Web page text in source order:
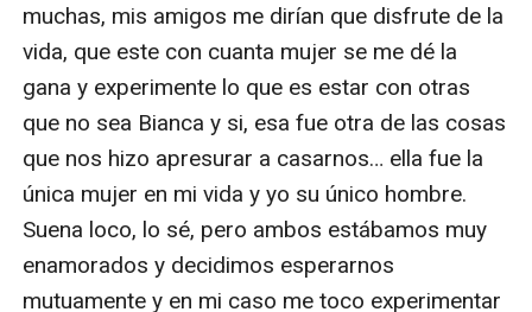
muchas, mis amigos me dirían que disfrute de la
vida, que este con cuanta mujer se me dé la
gana y experimente lo que es estar con otras
que no sea Bianca y si, esa fue otra de las cosas
que nos hizo apresurar a casarnos… ella fue la
única mujer en mi vida y yo su único hombre.
Suena loco, lo sé, pero ambos estábamos muy
enamorados y decidimos esperarnos
mutuamente y en mi caso me toco experimentar